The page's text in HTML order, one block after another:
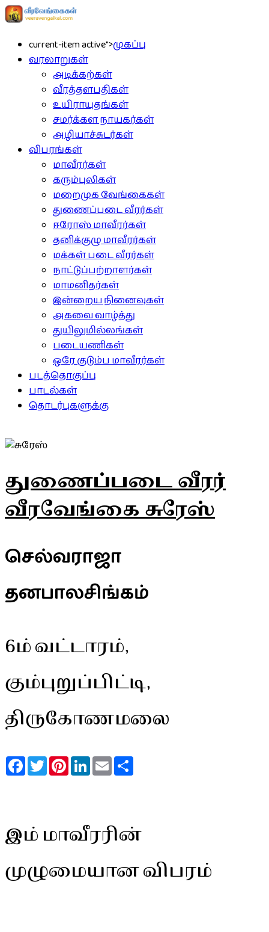
current-item active">முகப்பு
வரலாறுகள்
அடிக்கற்கள்
வீரத்தளபதிகள்
உயிராயுதங்கள்
சமர்க்கள நாயகர்கள்
அழியாச்சுடர்கள்
விபரங்கள்
மாவீரர்கள்
கரும்புலிகள்
மறைமுக வேங்கைகள்
துணைப்படை வீரர்கள்
ஈரோஸ் மாவீரர்கள்
தனிக்குழு மாவீரர்கள்
மக்கள் படை வீரர்கள்
நாட்டுப்பற்றாளர்கள்
மாமனிதர்கள்
இன்றைய நினைவுகள்
அகவை வாழ்த்து
துயிலுமில்லங்கள்
படையணிகள்
ஒரே குடும்ப மாவீரர்கள்
படத்தொகுப்பு
பாடல்கள்
தொடர்புகளுக்கு
துணைப்படை வீரர்
வீரவேங்கை சுரேஸ்
செல்வராஜா
தனபாலசிங்கம்
6ம் வட்டாரம்,
கும்புறுப்பிட்டி,
திருகோணமலை
FacebookTwitterPinterestLinkedInEmail
இம் மாவீரரின்
முழுமையான விபரம்